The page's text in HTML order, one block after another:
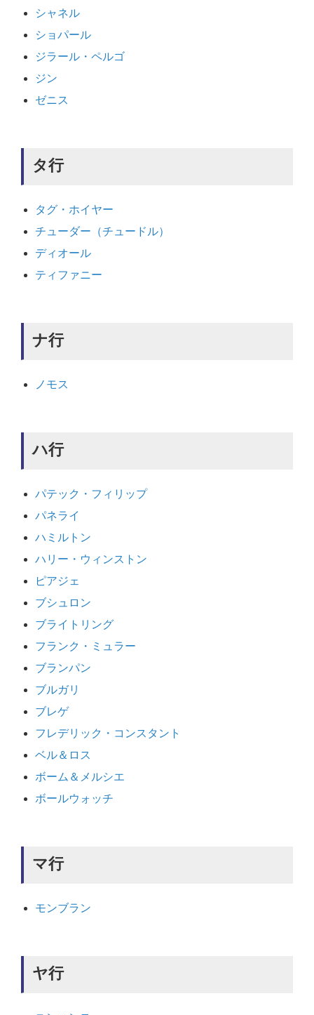
シャネル
ショパール
ジラール・ペルゴ
ジン
ゼニス
タ行
タグ・ホイヤー
チューダー（チュードル）
ディオール
ティファニー
ナ行
ノモス
ハ行
パテック・フィリップ
パネライ
ハミルトン
ハリー・ウィンストン
ピアジェ
ブシュロン
ブライトリング
フランク・ミュラー
ブランパン
ブルガリ
ブレゲ
フレデリック・コンスタント
ベル＆ロス
ボーム＆メルシエ
ボールウォッチ
マ行
モンブラン
ヤ行